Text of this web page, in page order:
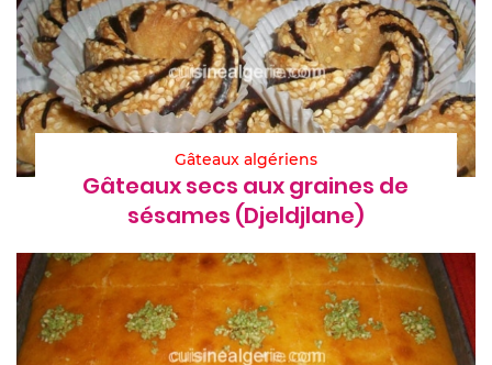
Gâteaux algériens
Gâteaux secs aux graines de
sésames (Djeldjlane)